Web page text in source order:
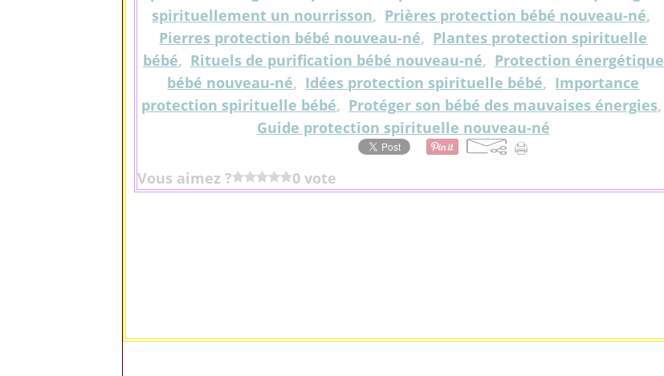
spirituellement un nourrisson, Prières protection bébé nouveau-né,
Pierres protection bébé nouveau-né, Plantes protection spirituelle
bébé, Rituels de purification bébé nouveau-né, Protection énergétique
bébé nouveau-né, Idées protection spirituelle bébé, Importance
protection spirituelle bébé, Protéger son bébé des mauvaises énergies,
Guide protection spirituelle nouveau-né
Vous aimez ? 0 vote